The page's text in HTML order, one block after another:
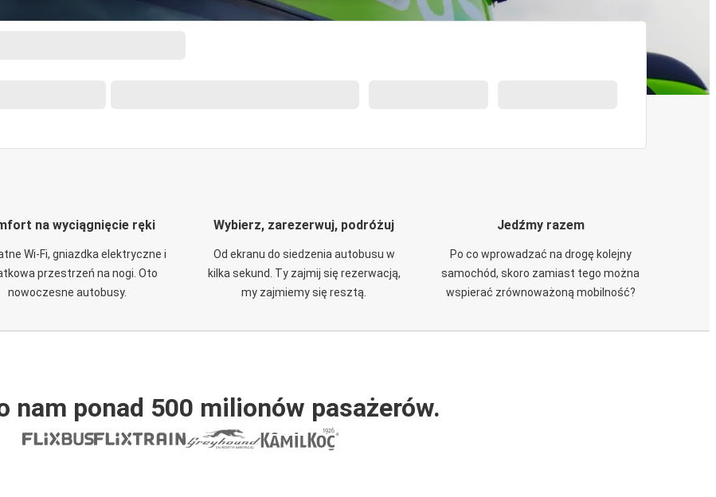
na wyciągnięcie ręki
Wi-Fi, gniazdka elektryczne i
przestrzeń na nogi. Oto
nowoczesne autobusy.
Wybierz, zarezerwuj, podróżuj
Od ekranu do siedzenia autobusu w
kilka sekund. Ty zajmij się rezerwacją,
my zajmiemy się resztą.
Jedźmy razem
Po co wprowadzać na drogę kolejny
samochód, skoro zamiast tego można
wspierać zrównoważoną mobilność?
nam ponad 500 milionów pasażerów.